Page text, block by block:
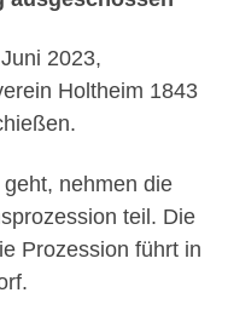
2023,
Holtheim 1843
nehmen die
teil. Die
Prozession führt in